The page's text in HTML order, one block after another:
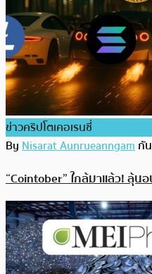
ข่าวคริปโตเคอเรนซี่
ByNisarat Aunrueanngamกั
“Cointober” ใกล้มาแล้ว! ลุ้น